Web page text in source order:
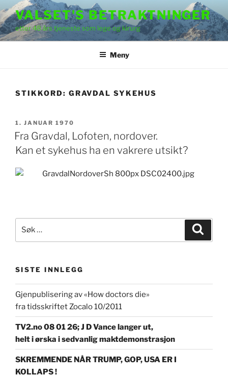
til
innhold
VALSET'S BETRAKTNINGER
etter 48 års tjeneste som lege og kirurg
Meny
STIKKORD: GRAVDAL SYKEHUS
PUBLISERT
1. JANUAR 1970
Fra Gravdal, Lofoten, nordover.
Kan et sykehus ha en vakrere utsikt?
etter:
SISTE INNLEGG
Gjenpublisering av «How doctors die»
fra tidsskriftet Zocalo 10/2011
TV2.no 08 01 26; J D Vance langer ut,
helt i ørska i sedvanlig maktdemonstrasjon
SKREMMENDE NÅR TRUMP, GOP, USA ER I
KOLLAPS !